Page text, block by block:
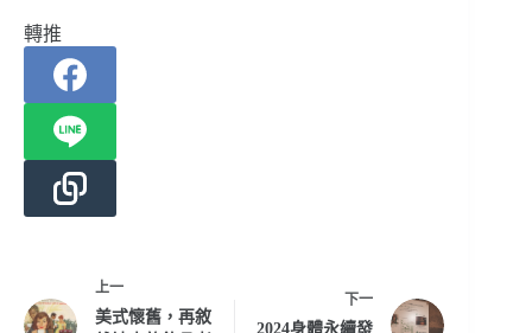
轉推
上一
美式懷舊，再敘
下一
2024身體永續發